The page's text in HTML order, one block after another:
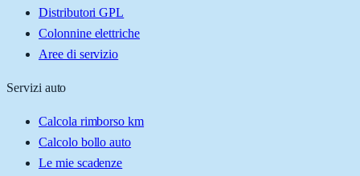
Distributori GPL
Colonnine elettriche
Aree di servizio
Servizi auto
Calcola rimborso km
Calcolo bollo auto
Le mie scadenze